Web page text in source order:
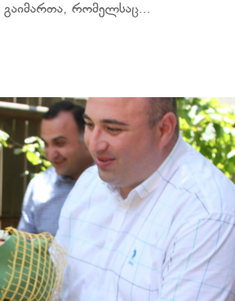
გაიმართა, რომელსაც...